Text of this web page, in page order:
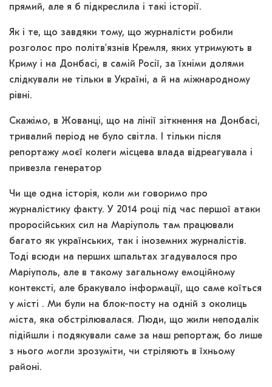
прямий, але я б підкреслила і такі історії.
Як і те, що завдяки тому, що журналісти робили
розголос про політв’язнів Кремля, яких утримують в
Криму і на Донбасі, в самій Росії, за їхніми долями
слідкували не тільки в Україні, а й на міжнародному
рівні.
Скажімо, в Жованці, що на лінії зіткнення на Донбасі,
тривалий період не було світла. І тільки після
репортажу моєї колеги місцева влада відреагувала і
привезла генератор
Чи ще одна історія, коли ми говоримо про
журналістику факту. У 2014 році під час першої атаки
проросійських сил на Маріуполь там працювали
багато як українських, так і іноземних журналістів.
Тоді всюди на перших шпальтах згадувалося про
Маріуполь, але в такому загальному емоційному
контексті, але бракувало інформації, що саме коїться
у місті . Ми були на блок-посту на одній з околиць
міста, яка обстрілювалася. Люди, що жили неподалік
підійшли і подякували саме за наш репортаж, бо лише
з нього могли зрозуміти, чи стріляють в їхньому
районі.